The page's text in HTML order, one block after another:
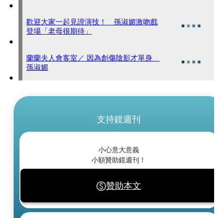
歡迎大家一起見證演技！ 孫淑媚激吻戲
登場「老母很期待」
蘭蘭夫人會客室／ 因為創傷陰影才單身
孫淑媚
支持鏡週刊
小心意大意義
小額贊助鏡週刊！
贊助本文